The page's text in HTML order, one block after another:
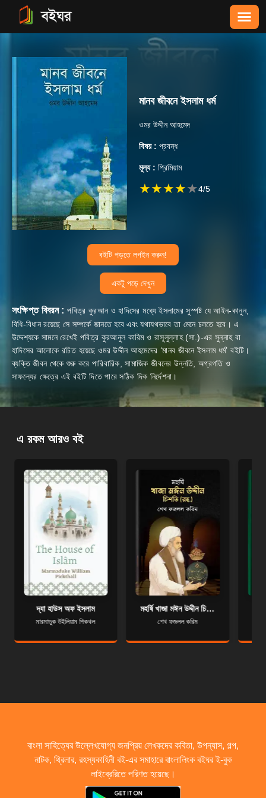
মানব জীবনে ইসলাম ধর্ম
ওমর উদ্দীন আহমেদ
বিষয় : প্রবন্ধ
মূল্য : প্রিমিয়াম
★★★★★4/5
বইটি পড়তে লগইন করুন!
একটু পড়ে দেখুন
সংক্ষিপ্ত বিবরন : পবিত্র কুরআন ও হাদিসের মধ্যে ইসলামের সুস্পষ্ট যে আইন-কানুন,
বিধি-বিধান রয়েছে সে সম্পর্কে জানতে হবে এবং যথাযথভাবে তা মেনে চলতে হবে। এ
উদ্দেশ্যকে সামনে রেখেই পবিত্র কুরআনুল কারিম ও রাসূলুল্লাহ (সা.)-এর সুন্নাহ বা
হাদিসের আলোকে রচিত হয়েছে ওমর উদ্দীন আহমেদের ‘মানব জীবনে ইসলাম ধর্ম’ বইটি।
ব্যক্তি জীবন থেকে শুরু করে পারিবারিক, সামাজিক জীবনের উন্নতি, অগ্রগতি ও
সাফল্যের ক্ষেত্রে এই বইটি দিতে পারে সঠিক দিক নির্দেশনা।
এ রকম আরও বই
দ্যা হাউস অফ ইসলাম
মারমাডুক উইলিয়াম পিকথল
মহর্ষি খাজা মঈন উদ্দীন চিশতি (রহ.)
শেখ ফজলল করিম
বাংলা সাহিত্যের উল্লেখযোগ্য জনপ্রিয় লেখকদের কবিতা, উপন্যাস, গল্প,
নাটক, থ্রিলার, রহস্যকাহিনী বই-এর সমাহারে বাংলালিংক বইঘর ই-বুক
লাইব্রেরিতে পরিণত হয়েছে।